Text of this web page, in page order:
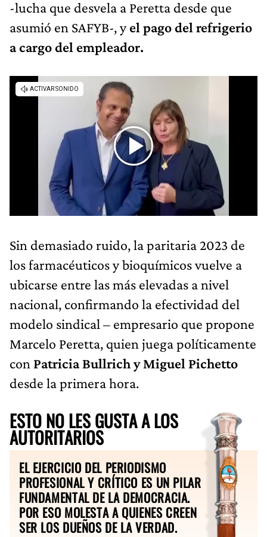
-lucha que desvela a Peretta desde que
asumió en SAFYB-, yel pago del refrigerio
a cargo del empleador.
Sin demasiado ruido, la paritaria 2023 de
los farmacéuticos y bioquímicos vuelve a
ubicarse entre las más elevadas a nivel
nacional, confirmando la efectividad del
modelo sindical – empresario que propone
Marcelo Peretta, quien juega políticamente
con Patricia Bullrich y Miguel Pichetto
desde la primera hora.
ESTO NO LES GUSTA A LOS
AUTORITARIOS
EL EJERCICIO DEL PERIODISMO
PROFESIONAL Y CRÍTICO ES UN PILAR
FUNDAMENTAL DE LA DEMOCRACIA.
POR ESO MOLESTA A QUIENES CREEN
SER LOS DUEÑOS DE LA VERDAD.